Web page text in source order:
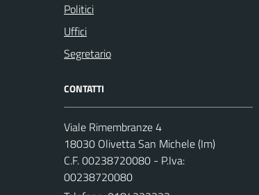
Politici
Uffici
Segretario
CONTATTI
Viale Rimembranze 4
18030 Olivetta San Michele (Im)
C.F. 00238720080 - P.Iva:
00238720080